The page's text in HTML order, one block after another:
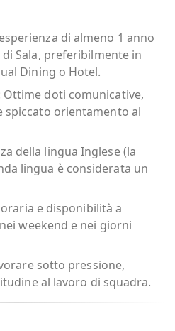
di almeno 1 anno
Sala, preferibilmente in
Dining o Hotel.
Ottime doti comunicative,
spiccato orientamento al
della lingua Inglese (la
lingua è considerata un
e disponibilità a
weekend e nei giorni
sotto pressione,
al lavoro di squadra.